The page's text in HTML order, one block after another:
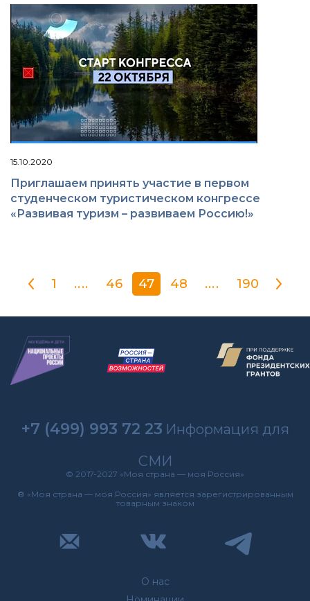
15.10.2020
Приглашаем принять участие в первом
студенческом туристическом конгрессе
«Развивая туризм – развиваем Россию!»
1 .... 46 47 48 .... 190
О нас
+7 (499) 993 72 23 Информация для
СМИ
© 2017-2027 «Моя страна — моя Россия»
® «Моя страна — моя Россия» является зарегистрированным
товарным знаком